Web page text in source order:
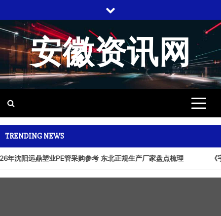
至
内
容
安徽资讯网
TRENDING NEWS
年沈阳远鼎塑业PE管采购参考 东北正规生产厂家盘点梳理 《